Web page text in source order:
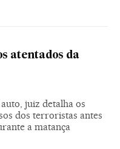
atentados da
juiz detalha os
dos terroristas antes
a matança